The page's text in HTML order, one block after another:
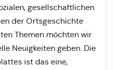
gesellschaftlichen
der Ortsgeschichte
Themen möchten wir
Neuigkeiten geben. Die
ist das eine,